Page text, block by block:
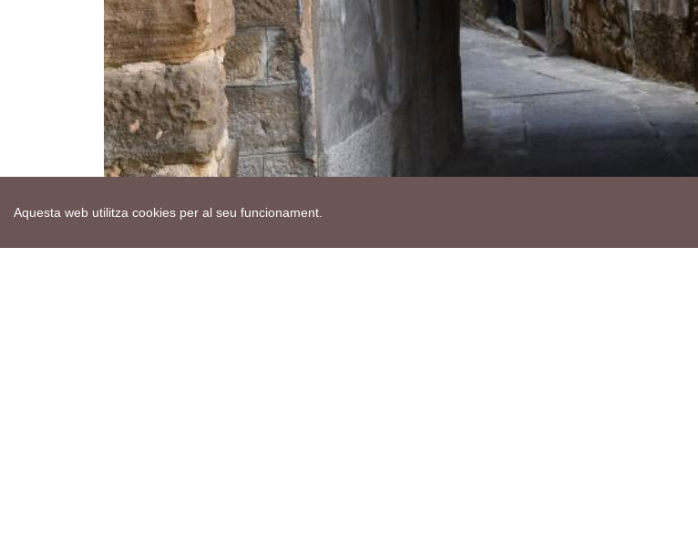
Aquesta web utilitza cookies per al seu funcionament.
Ho vols compartir?